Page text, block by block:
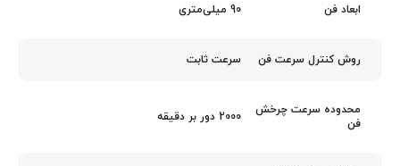
ابعاد فن 90 میلی‌متری
روش کنترل سرعت فن سرعت ثابت
محدوده سرعت چرخش
فن
2000 دور بر دقیقه